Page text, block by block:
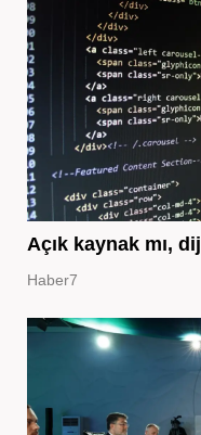
Açık kaynak mı,
Haber7